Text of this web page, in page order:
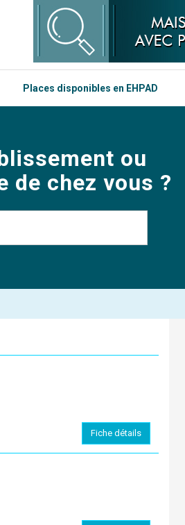
Places disponibles en EHPAD
ou
de chez vous ?
Fiche détails